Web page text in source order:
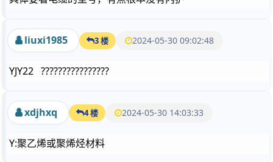
liuxi1985 3 楼 2024-05-30 09:02:48
YJY22 ????????????????
xdjhxq 4 楼 2024-05-30 14:03:33
Y:聚乙烯或聚烯烃材料